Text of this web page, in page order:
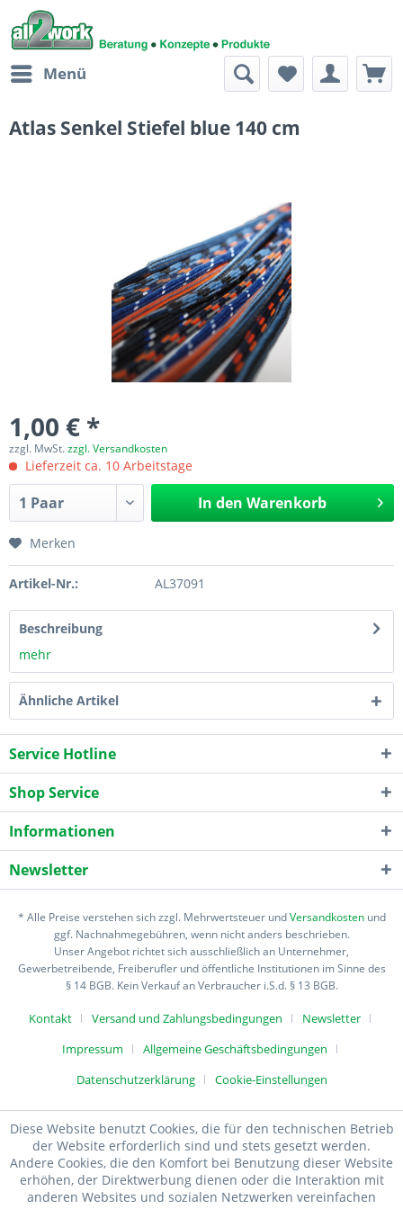
Menü
Atlas Senkel Stiefel blue 140 cm
1,00 € *
zzgl. MwSt.zzgl. Versandkosten
Lieferzeit ca. 10 Arbeitstage
In den Warenkorb
Merken
Artikel-Nr.: AL37091
Beschreibung
mehr
Ähnliche Artikel
Service Hotline
Shop Service
Informationen
Newsletter
* Alle Preise verstehen sich zzgl. Mehrwertsteuer undVersandkostenund
ggf. Nachnahmegebühren, wenn nicht anders beschrieben.
Unser Angebot richtet sich ausschließlich an Unternehmer,
Gewerbetreibende, Freiberufler und öffentliche Institutionen im Sinne des
§ 14 BGB. Kein Verkauf an Verbraucher i.S.d. § 13 BGB.
Kontakt Versand und Zahlungsbedingungen
Newsletter
Impressum
Allgemeine Geschäftsbedingungen
Datenschutzerklärung
Cookie-Einstellungen
Diese Website benutzt Cookies, die für den technischen Betrieb
der Website erforderlich sind und stets gesetzt werden.
Andere Cookies, die den Komfort bei Benutzung dieser Website
erhöhen, der Direktwerbung dienen oder die Interaktion mit
anderen Websites und sozialen Netzwerken vereinfachen